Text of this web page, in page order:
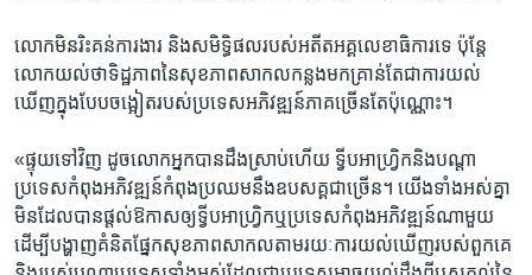
លោក​មិន​រិះគន់​ការងារ​ និង​សមិទ្ធិផល​របស់​អតីត​អគ្គលេខាធិការ​ទេ ប៉ុន្តែ​
លោក​យល់​ថា​ទិដ្ឋភាព​នៃ​សុខភាព​សាកល​កន្លង​មក​គ្រាន់​តែ​ជា​ការ​យល់​
ឃើញ​ក្នុង​បែប​ចង្អៀត​របស់ប្រទេស​អភិវឌ្ឍន៍​ភាគ​ច្រើន​តែ​ប៉ុណ្ណោះ។​
«ផ្ទុយ​ទៅ​វិញ​ ដូច​លោក​អ្នក​បាន​ដឹង​ស្រាប់​ហើយ​ ទ្វីប​អាហ្វ្រិក​និង​បណ្តា​
ប្រទេស​កំពុង​អភិវឌ្ឍន៍​កំពុង​ប្រឈម​នឹង​ឧបសគ្គ​ជាច្រើន។​ ​យើង​ទាំង​អស់​គ្នា
មិន​ដែល​បាន​ផ្តល់​ឱកាស​ឲ្យ​ទ្វីប​អាហ្រ្វិក​ឬ​ប្រទេស​កំពុង​អភិវឌ្ឍន៍​ណា​មួយ​
ដើម្បី​បង្ហាញ​គំនិត​ផ្នែក​សុខភាព​សាកល​តាមរយៈ​ការ​យល់​ឃើញ​របស់​ពួកគេ​